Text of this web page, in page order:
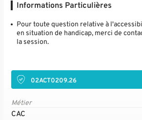
Informations Particulières
Pour toute question relative à
en situation de handicap, merci de
la session.
02ACT0209.26
Métier
CAC